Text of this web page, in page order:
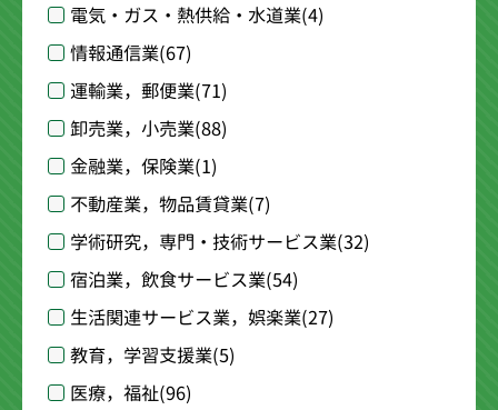
電気・ガス・熱供給・水道業(4)
情報通信業(67)
運輸業，郵便業(71)
卸売業，小売業(88)
金融業，保険業(1)
不動産業，物品賃貸業(7)
学術研究，専門・技術サービス業(32)
宿泊業，飲食サービス業(54)
生活関連サービス業，娯楽業(27)
教育，学習支援業(5)
医療，福祉(96)